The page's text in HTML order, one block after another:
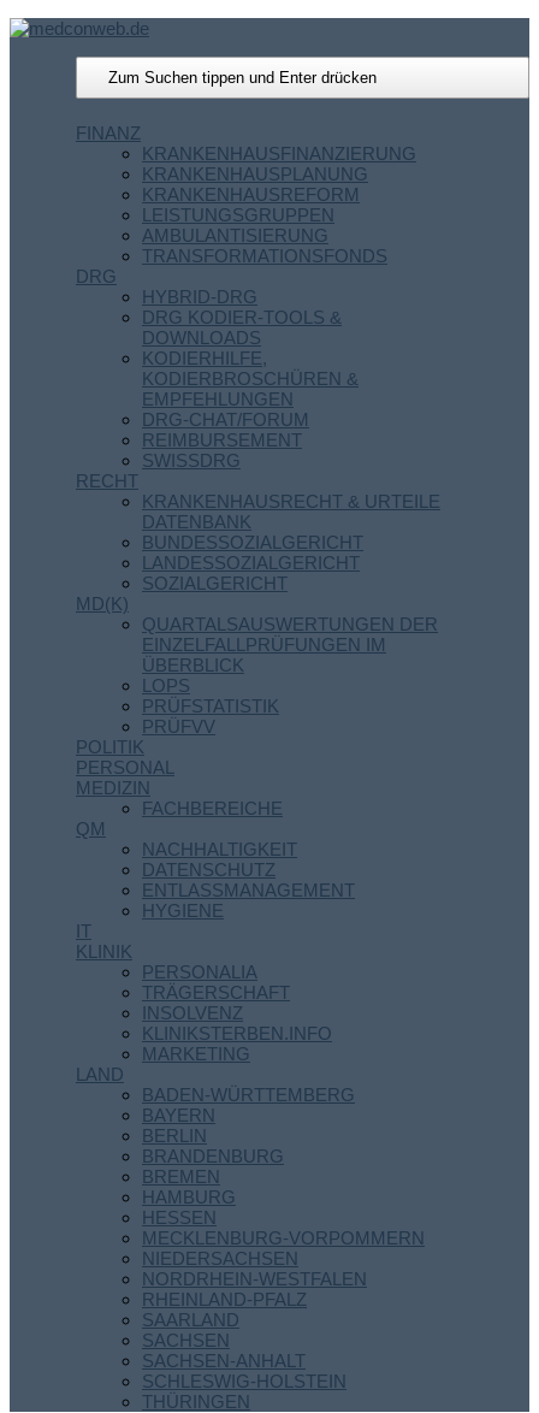
FINANZ
KRANKENHAUSFINANZIERUNG
KRANKENHAUSPLANUNG
KRANKENHAUSREFORM
LEISTUNGSGRUPPEN
AMBULANTISIERUNG
TRANSFORMATIONSFONDS
DRG
HYBRID-DRG
DRG KODIER-TOOLS &
DOWNLOADS
KODIERHILFE,
KODIERBROSCHÜREN &
EMPFEHLUNGEN
DRG-CHAT/FORUM
REIMBURSEMENT
SWISSDRG
RECHT
KRANKENHAUSRECHT & URTEILE
DATENBANK
BUNDESSOZIALGERICHT
LANDESSOZIALGERICHT
SOZIALGERICHT
MD(K)
QUARTALSAUSWERTUNGEN DER
EINZELFALLPRÜFUNGEN IM
ÜBERBLICK
LOPS
PRÜFSTATISTIK
PRÜFVV
POLITIK
PERSONAL
MEDIZIN
FACHBEREICHE
QM
NACHHALTIGKEIT
DATENSCHUTZ
ENTLASSMANAGEMENT
HYGIENE
IT
KLINIK
PERSONALIA
TRÄGERSCHAFT
INSOLVENZ
KLINIKSTERBEN.INFO
MARKETING
LAND
BADEN-WÜRTTEMBERG
BAYERN
BERLIN
BRANDENBURG
BREMEN
HAMBURG
HESSEN
MECKLENBURG-VORPOMMERN
NIEDERSACHSEN
NORDRHEIN-WESTFALEN
RHEINLAND-PFALZ
SAARLAND
SACHSEN
SACHSEN-ANHALT
SCHLESWIG-HOLSTEIN
THÜRINGEN